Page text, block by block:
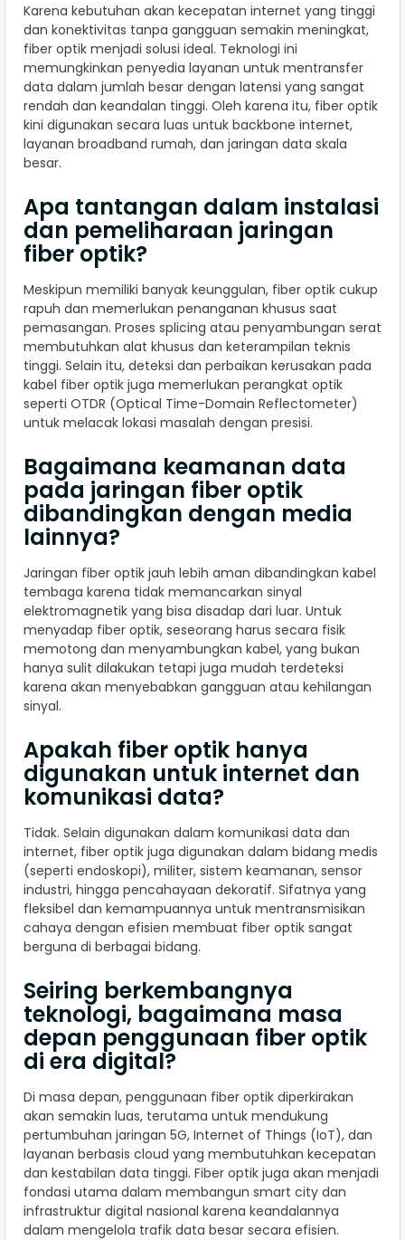
Karena kebutuhan akan kecepatan internet yang tinggi
dan konektivitas tanpa gangguan semakin meningkat,
fiber optik menjadi solusi ideal. Teknologi ini
memungkinkan penyedia layanan untuk mentransfer
data dalam jumlah besar dengan latensi yang sangat
rendah dan keandalan tinggi. Oleh karena itu, fiber optik
kini digunakan secara luas untuk backbone internet,
layanan broadband rumah, dan jaringan data skala
besar.
Apa tantangan dalam instalasi
dan pemeliharaan jaringan
fiber optik?
Meskipun memiliki banyak keunggulan, fiber optik cukup
rapuh dan memerlukan penanganan khusus saat
pemasangan. Proses splicing atau penyambungan serat
membutuhkan alat khusus dan keterampilan teknis
tinggi. Selain itu, deteksi dan perbaikan kerusakan pada
kabel fiber optik juga memerlukan perangkat optik
seperti OTDR (Optical Time-Domain Reflectometer)
untuk melacak lokasi masalah dengan presisi.
Bagaimana keamanan data
pada jaringan fiber optik
dibandingkan dengan media
lainnya?
Jaringan fiber optik jauh lebih aman dibandingkan kabel
tembaga karena tidak memancarkan sinyal
elektromagnetik yang bisa disadap dari luar. Untuk
menyadap fiber optik, seseorang harus secara fisik
memotong dan menyambungkan kabel, yang bukan
hanya sulit dilakukan tetapi juga mudah terdeteksi
karena akan menyebabkan gangguan atau kehilangan
sinyal.
Apakah fiber optik hanya
digunakan untuk internet dan
komunikasi data?
Tidak. Selain digunakan dalam komunikasi data dan
internet, fiber optik juga digunakan dalam bidang medis
(seperti endoskopi), militer, sistem keamanan, sensor
industri, hingga pencahayaan dekoratif. Sifatnya yang
fleksibel dan kemampuannya untuk mentransmisikan
cahaya dengan efisien membuat fiber optik sangat
berguna di berbagai bidang.
Seiring berkembangnya
teknologi, bagaimana masa
depan penggunaan fiber optik
di era digital?
Di masa depan, penggunaan fiber optik diperkirakan
akan semakin luas, terutama untuk mendukung
pertumbuhan jaringan 5G, Internet of Things (IoT), dan
layanan berbasis cloud yang membutuhkan kecepatan
dan kestabilan data tinggi. Fiber optik juga akan menjadi
fondasi utama dalam membangun smart city dan
infrastruktur digital nasional karena keandalannya
dalam mengelola trafik data besar secara efisien.